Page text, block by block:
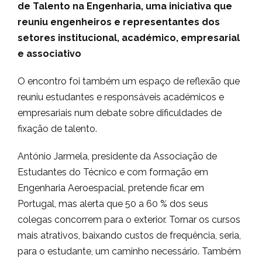
de Talento na Engenharia, uma iniciativa que
reuniu engenheiros e representantes dos
setores institucional, académico, empresarial
e associativo
O encontro foi também um espaço de reflexão que
reuniu estudantes e responsáveis académicos e
empresariais num debate sobre dificuldades de
fixação de talento.
António Jarmela, presidente da Associação de
Estudantes do Técnico e com formação em
Engenharia Aeroespacial, pretende ficar em
Portugal, mas alerta que 50 a 60 % dos seus
colegas concorrem para o exterior. Tornar os cursos
mais atrativos, baixando custos de frequência, seria,
para o estudante, um caminho necessário. Também